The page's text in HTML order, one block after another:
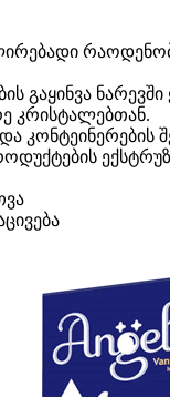
გაყინვა
კრისტალებთან.
კონტეინერების